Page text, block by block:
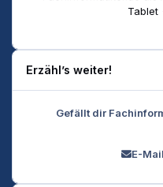
Tablet
Erzähl’s weiter!
Gefällt dir
E-Mail